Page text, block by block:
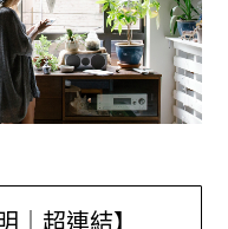
｜超連結】